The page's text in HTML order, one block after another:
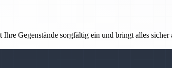
Gegenstände sorgfältig ein und bringt alles